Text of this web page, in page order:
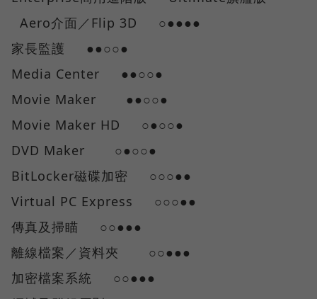
Aero介面／Flip 3D ○●●●●
家長監護 ●●○○●
Media Center ●●○○●
Movie Maker ●●○○●
Movie Maker HD ○●○○●
DVD Maker ○●○○●
BitLocker磁碟加密 ○○○●●
Virtual PC Express ○○○●●
傳真及掃瞄 ○○●●●
離線檔案／資料夾 ○○●●●
加密檔案系統 ○○●●●